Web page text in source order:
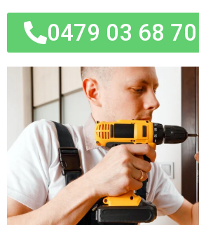
0479 03 68 70